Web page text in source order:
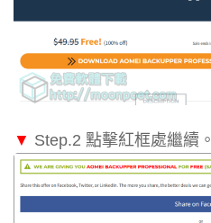
▼ Step.2 點擊紅框處繼續。